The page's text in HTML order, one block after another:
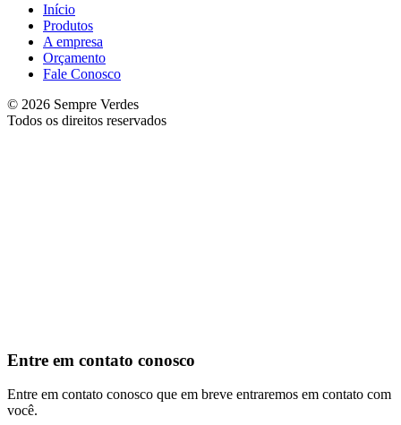
Início
Produtos
A empresa
Orçamento
Fale Conosco
© 2026 Sempre Verdes
Todos os direitos reservados
Entre em contato conosco
Entre em contato conosco que em breve entraremos em contato com
você.